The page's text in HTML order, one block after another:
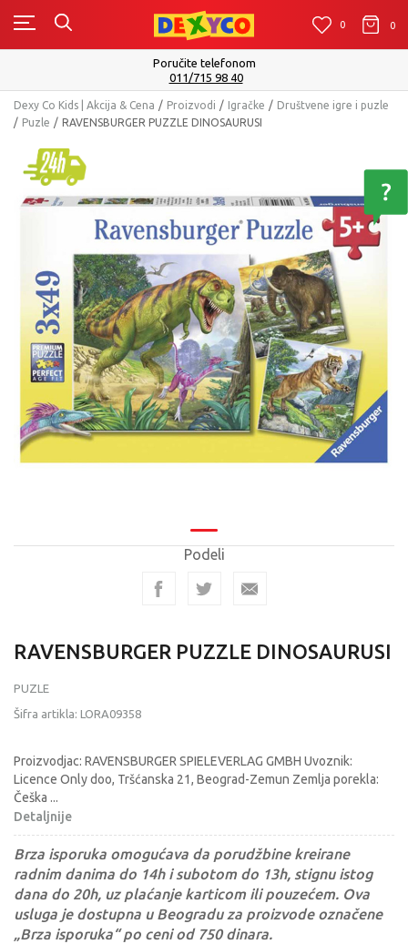
0 0 0
Isporuku možete očekivati u roku od 2 do 4 radna dana!
Pogledaj više
Dexy Co Kids | Akcija & Cena Proizvodi Igračke
Društvene igre i puzle
Puzle
RAVENSBURGER PUZZLE DINOSAURUSI
Podeli
RAVENSBURGER PUZZLE DINOSAURUSI
PUZLE
Šifra artikla: LORA09358
Proizvodjac: RAVENSBURGER SPIELEVERLAG GMBH Uvoznik:
Licence Only doo, Tršćanska 21, Beograd-Zemun Zemlja porekla:
Češka ...
Detaljnije
Brza isporuka omogućava da porudžbine kreirane
radnim danima do 14h i subotom do 13h, stignu istog
dana do 20h, uz plaćanje karticom ili pouzećem. Ova
usluga je dostupna u Beogradu za proizvode označene
„Brza isporuka“ po ceni od 750 dinara.